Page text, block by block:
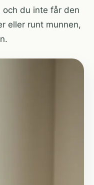
du inte får den
eller runt munnen,